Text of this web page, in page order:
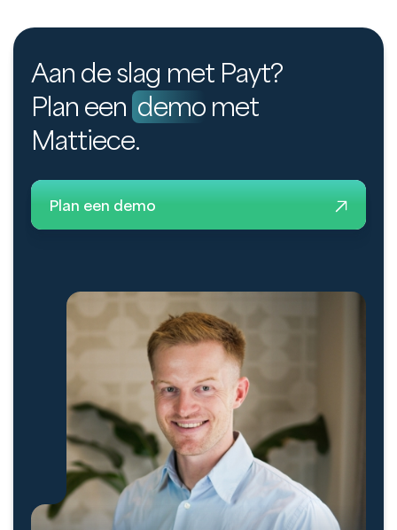
Aan de slag met Payt?
Plan een demo met
Mattiece.
Plan een demo